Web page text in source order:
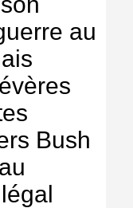
au
Bush